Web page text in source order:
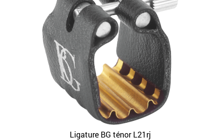
Ligature BG ténor L21rj